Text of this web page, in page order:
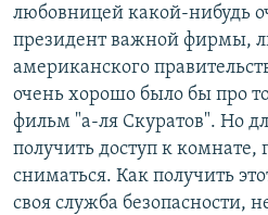
любовницей какой-нибудь
президент важной фирмы,
американского
очень хорошо было бы про
фильм "а-ля Скуратов". Но
получить доступ к комнате,
сниматься. Как получить
своя служба безопасности,